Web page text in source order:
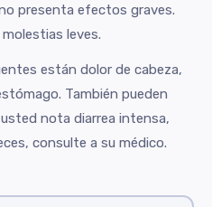
presenta efectos graves.
leves.
están dolor de cabeza,
También pueden
nota diarrea intensa,
consulte a su médico.